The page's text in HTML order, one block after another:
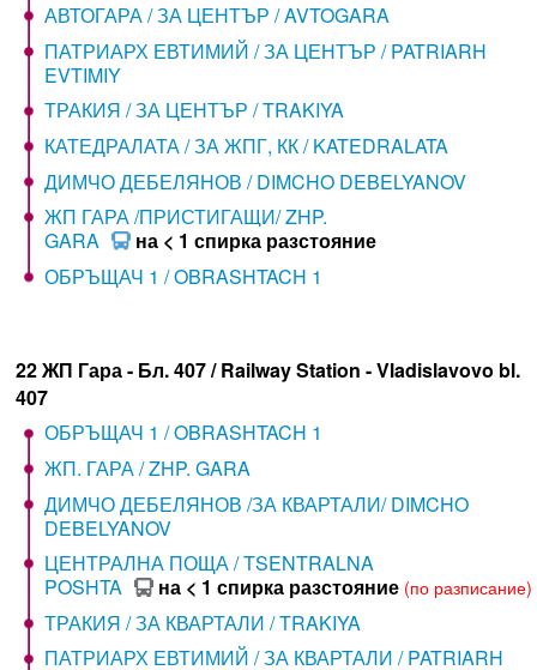
АВТОГАРА / ЗА ЦЕНТЪР / AVTOGARA
ПАТРИАРХ ЕВТИМИЙ / ЗА ЦЕНТЪР / PATRIARH
EVTIMIY
ТРАКИЯ / ЗА ЦЕНТЪР / TRAKIYA
КАТЕДРАЛАТА / ЗА ЖПГ, КК / KATEDRALATA
ДИМЧО ДЕБЕЛЯНОВ / DIMCHO DEBELYANOV
ЖП ГАРА /ПРИСТИГАЩИ/ ZHP.
GARA
на < 1 спирка разстояние
ОБРЪЩАЧ 1 / OBRASHTACH 1
22 ЖП Гара - Бл. 407 / Railway Station - Vladislavovo bl.
407
ОБРЪЩАЧ 1 / OBRASHTACH 1
ЖП. ГАРА / ZHP. GARA
ДИМЧО ДЕБЕЛЯНОВ /ЗА КВАРТАЛИ/ DIMCHO
DEBELYANOV
ЦЕНТРАЛНА ПОЩА / TSENTRALNA
POSHTA
на < 1 спирка разстояние (по разписание)
ТРАКИЯ / ЗА КВАРТАЛИ / TRAKIYA
ПАТРИАРХ ЕВТИМИЙ / ЗА КВАРТАЛИ / PATRIARH